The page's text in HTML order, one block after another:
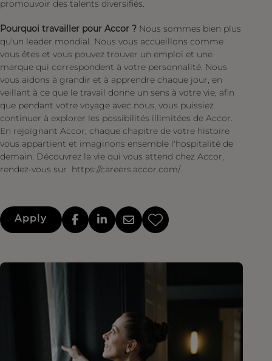
promouvoir des talents diversifiés.
Pourquoi travailler pour Accor ? Nous sommes bien plus
qu'un leader mondial. Nous vous accueillons comme
vous êtes et vous pouvez trouver un emploi et une
marque qui correspondent à votre personnalité. Nous
vous aidons à grandir et à apprendre chaque jour, en
veillant à ce que le travail donne un sens à votre vie, afin
que pendant votre voyage avec nous, vous puissiez
continuer à explorer les possibilités illimitées de Accor.
En rejoignant Accor, chaque chapitre de votre histoire
vous appartient et imaginons ensemble l'hospitalité de
demain. Découvrez la vie qui vous attend chez Accor,
rendez-vous sur https://careers.accor.com/
Apply